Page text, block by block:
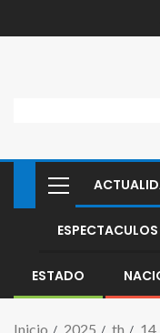
ESPECTACULOS
ESTADO
Inicio 2025 th
14